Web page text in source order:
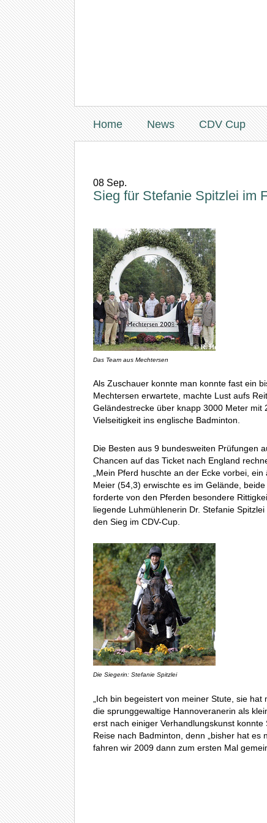
Home News CDV Cup
08 Sep.
Sieg für Stefanie Spitzlei im
Das Team aus Mechtersen
Als Zuschauer konnte man konnte fast ein
Mechtersen erwartete, machte Lust aufs
Geländestrecke über knapp 3000 Meter mit
Vielseitigkeit ins englische Badminton.
Die Besten aus 9 bundesweiten Prüfungen
Chancen auf das Ticket nach England
„Mein Pferd huschte an der Ecke vorbei,
Meier (54,3) erwischte es im Gelände,
forderte von den Pferden besondere
liegende Luhmühlenerin Dr. Stefanie
den Sieg im CDV-Cup.
Die Siegerin: Stefanie Spitzlei
„Ich bin begeistert von meiner Stute, sie
die sprunggewaltige Hannoveranerin als
erst nach einiger Verhandlungskunst
Reise nach Badminton, denn „bisher hat
fahren wir 2009 dann zum ersten Mal